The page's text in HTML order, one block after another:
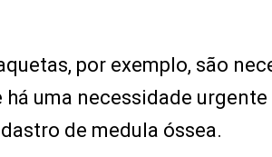
por exemplo, são
uma necessidade
de medula óssea.